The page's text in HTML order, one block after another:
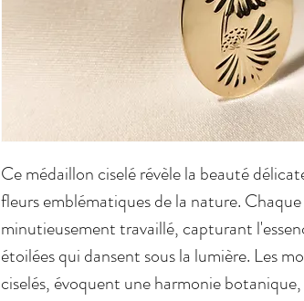
Ce médaillon ciselé révèle la beauté
fleurs emblématiques de la nature.
minutieusement travaillé, capturant
étoilées qui dansent sous la lumière. Les
ciselés, évoquent une harmonie